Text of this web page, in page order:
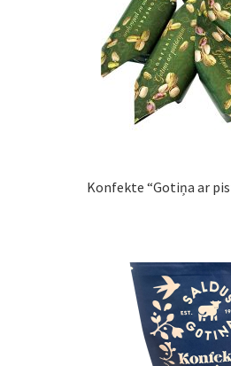
Konfekte “Gotiņa ar